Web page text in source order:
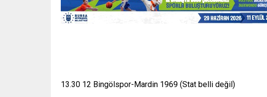
13.30 12 Bingölspor-Mardin 1969 (Stat belli değil)